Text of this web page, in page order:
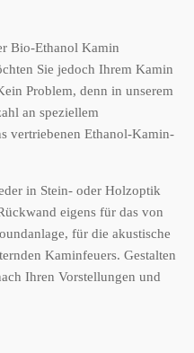
Bio-Ethanol Kamin
Sie jedoch Ihrem Kamin
Problem, denn in unserem
an speziellem
vertriebenen Ethanol-Kamin-
in Stein- oder Holzoptik
eigens für das von
für die akustische
Kaminfeuers. Gestalten
Ihren Vorstellungen und